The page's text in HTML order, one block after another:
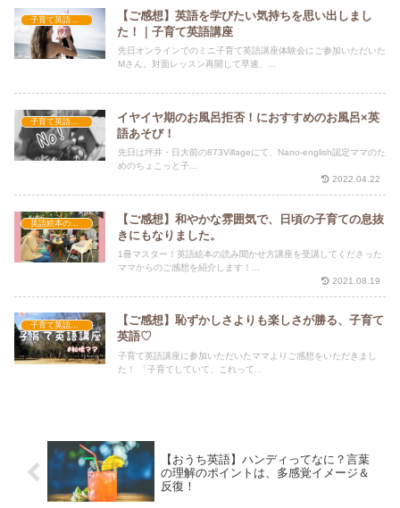
【ご感想】英語を学びたい気持ちを思い出しまし
た！｜子育て英語講座
先日オンラインでのミニ子育て英語講座体験会にご参加いただいた
Mさん。対面レッスン再開して早速、...
イヤイヤ期のお風呂拒否！におすすめのお風呂×英
語あそび！
先日は坪井・日大前の873Villageにて、Nano-english認定ママのた
めのちょこっと子...
2022.04.22
【ご感想】和やかな雰囲気で、日頃の子育ての息抜
きにもなりました。
1冊マスター！英語絵本の読み聞かせ方講座を受講してくださった
ママからのご感想を紹介します！...
2021.08.19
【ご感想】恥ずかしさよりも楽しさが勝る、子育て
英語♡
子育て英語講座に参加いただいたママよりご感想をいただきまし
た！ 「子育てしていて、これって...
【おうち英語】ハンディってなに？言葉
の理解のポイントは、多感覚イメージ＆
反復！